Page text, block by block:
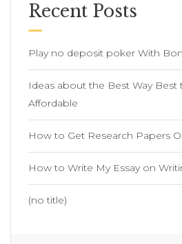
Recent Posts
Play no deposit poker With
Ideas about the Best Way
Affordable
How to Get Research Papers
How to Write My Essay on
(no title)